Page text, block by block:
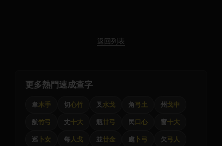
返回列表
更多熱門速成查字
韋木手 切心竹 叉 水戈 角弓土 州 戈中
航竹弓 丈十大 瓶廿弓 民口心 窗十大
巡 卜女 每人戈 並廿金 處 卜弓 欠弓人